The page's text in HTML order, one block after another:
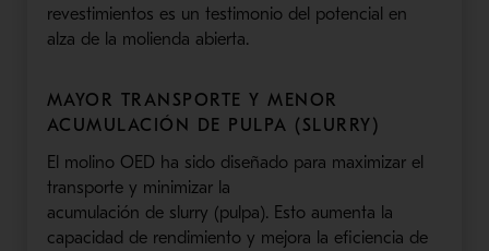
revestimientos es un testimonio del potencial en
alza de la molienda abierta.
MAYOR TRANSPORTE YMENOR
ACUMULACIÓN
DE PULPA (SLURRY)
El molino OED ha sido diseñado para maximizar el
transporte y minimizar la
acumulación de slurry (pulpa). Esto aumenta la
capacidad de rendimiento y mejora la eficiencia de